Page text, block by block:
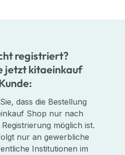
registriert?
jetzt kitaeinkauf
dass die Bestellung
Shop nur nach
möglich ist.
nur an gewerbliche
Institutionen im